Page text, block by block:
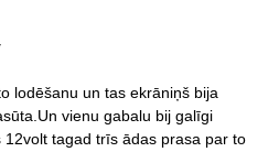
lodēšanu un tas ekrāniņš bija
vienu gabalu bij galīgi
tagad trīs ādas prasa par to